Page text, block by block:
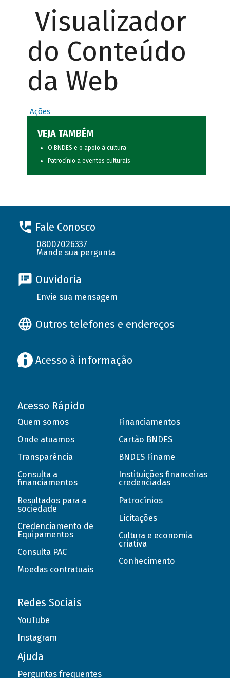
Visualizador
do Conteúdo
da Web
Ações
VEJA TAMBÉM
O BNDES e o apoio à cultura
Patrocínio a eventos culturais
Fale Conosco
08007026337
Mande sua pergunta
Ouvidoria
Envie sua mensagem
Outros telefones e endereços
Acesso à informação
Acesso Rápido
Quem somos
Onde atuamos
Transparência
Consulta a
financiamentos
Resultados para a
sociedade
Credenciamento de
Equipamentos
Consulta PAC
Moedas contratuais
Financiamentos
Cartão BNDES
BNDES Finame
Instituições financeiras
credenciadas
Patrocínios
Licitações
Cultura e economia
criativa
Conhecimento
Redes Sociais
YouTube
Instagram
Ajuda
Perguntas frequentes